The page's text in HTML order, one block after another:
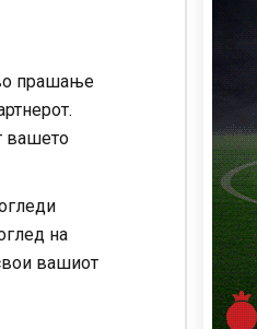
прашање
вашето
на
вашиот